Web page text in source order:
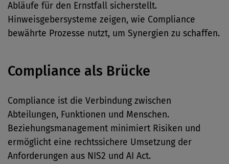
Abläufe für den Ernstfall sicherstellt.
Hinweisgebersysteme zeigen, wie Compliance
bewährte Prozesse nutzt, um Synergien zu schaffen.
Compliance als Brücke
Compliance ist die Verbindung zwischen
Abteilungen, Funktionen und Menschen.
Beziehungsmanagement minimiert Risiken und
ermöglicht eine rechtssichere Umsetzung der
Anforderungen aus NIS2 und AI Act.